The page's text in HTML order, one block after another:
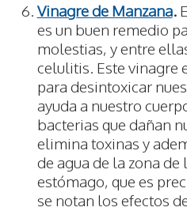
Vinagre de Manzana.
es un buen remedio
molestias, y entre
celulitis. Este vinagre
para desintoxicar
ayuda a nuestro
bacterias que dañan
elimina toxinas y
de agua de la zona de
estómago, que es
se notan los efectos